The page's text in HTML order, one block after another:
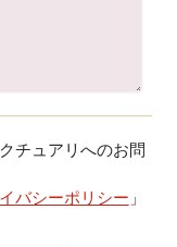
チュアリへのお問
バシーポリシー 」